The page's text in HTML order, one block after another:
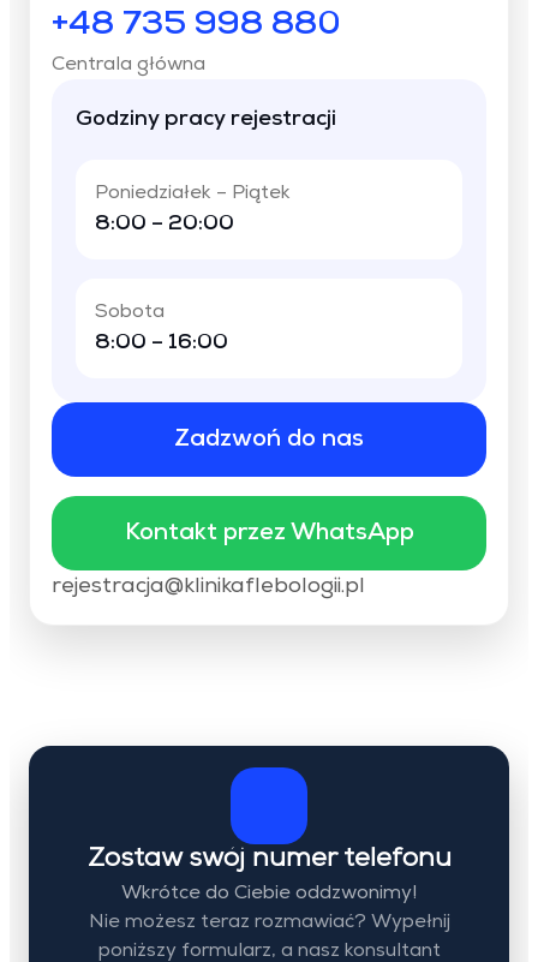
+48 735 998 880
Centrala główna
Godziny pracy rejestracji
Poniedziałek – Piątek
8:00 – 20:00
Sobota
8:00 – 16:00
Zadzwoń do nas
Kontakt przez WhatsApp
rejestracja@klinikaflebologii.pl
Zostaw swój numer telefonu
Wkrótce do Ciebie oddzwonimy!
Nie możesz teraz rozmawiać? Wypełnij
poniższy formularz, a nasz konsultant